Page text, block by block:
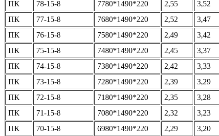
ПК 78-15-8 7780*1490*220 2,55
3,52
ПК
77-15-8 7680*1490*220 2,52
3,47
ПК
76-15-8 7580*1490*220 2,49
3,42
ПК
75-15-8 7480*1490*220 2,45
3,37
ПК
74-15-8 7380*1490*220 2,42
3,33
ПК
73-15-8 7280*1490*220 2,39
3,29
ПК
72-15-8 7180*1490*220 2,35
3,28
ПК
71-15-8 7080*1490*220 2,32
3,23
ПК
70-15-8 6980*1490*220 2,29
3,20